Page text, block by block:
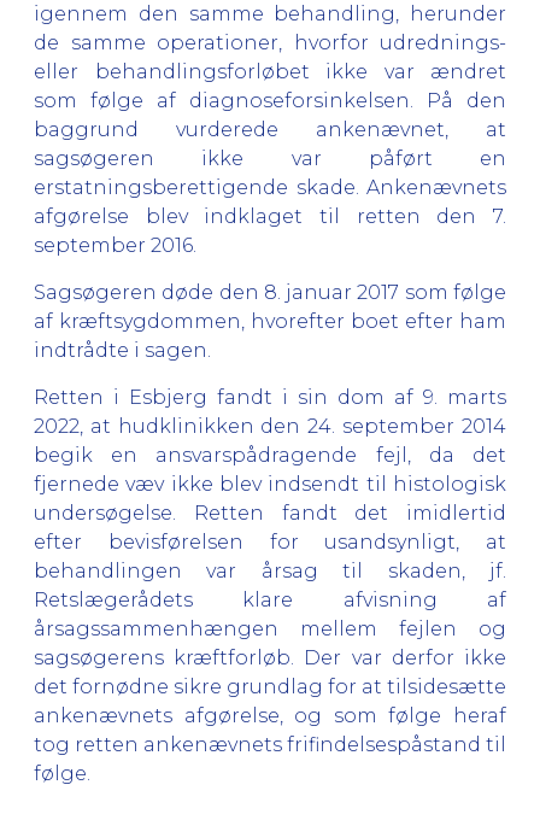
igennem den samme behandling, herunder
de samme operationer, hvorfor udrednings-
eller behandlingsforløbet ikke var ændret
som følge af diagnoseforsinkelsen. På den
baggrund vurderede ankenævnet, at
sagsøgeren ikke var påført en
erstatningsberettigende skade. Ankenævnets
afgørelse blev indklaget til retten den 7.
september 2016.
Sagsøgeren døde den 8. januar 2017 som følge
af kræftsygdommen, hvorefter boet efter ham
indtrådte i sagen.
Retten i Esbjerg fandt i sin dom af 9. marts
2022, at hudklinikken den 24. september 2014
begik en ansvarspådragende fejl, da det
fjernede væv ikke blev indsendt til histologisk
undersøgelse. Retten fandt det imidlertid
efter bevisførelsen for usandsynligt, at
behandlingen var årsag til skaden, jf.
Retslægerådets klare afvisning af
årsagssammenhængen mellem fejlen og
sagsøgerens kræftforløb. Der var derfor ikke
det fornødne sikre grundlag for at tilsidesætte
ankenævnets afgørelse, og som følge heraf
tog retten ankenævnets frifindelsespåstand til
følge.